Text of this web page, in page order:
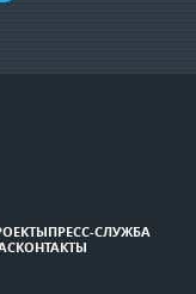
ПРЕСС-СЛУЖБА
КОНТАКТЫ